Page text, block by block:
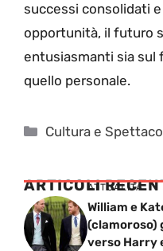
successi consolidati
opportunità, il futuro
entusiasmanti sia sul
quello personale.
Categorie
Cultura e
ARTICOLIATTUALITÁ
William e
(clamoroso)
verso Harry